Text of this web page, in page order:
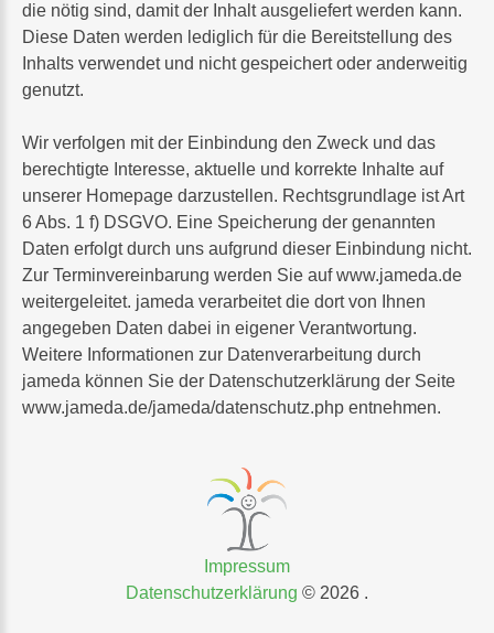
die nötig sind, damit der Inhalt ausgeliefert werden kann.
Diese Daten werden lediglich für die Bereitstellung des
Inhalts verwendet und nicht gespeichert oder anderweitig
genutzt.
Wir verfolgen mit der Einbindung den Zweck und das
berechtigte Interesse, aktuelle und korrekte Inhalte auf
unserer Homepage darzustellen. Rechtsgrundlage ist Art
6 Abs. 1 f) DSGVO. Eine Speicherung der genannten
Daten erfolgt durch uns aufgrund dieser Einbindung nicht.
Zur Terminvereinbarung werden Sie auf www.jameda.de
weitergeleitet. jameda verarbeitet die dort von Ihnen
angegeben Daten dabei in eigener Verantwortung.
Weitere Informationen zur Datenverarbeitung durch
jameda können Sie der Datenschutzerklärung der Seite
www.jameda.de/jameda/datenschutz.php entnehmen.
Impressum
Datenschutzerklärung © 2026